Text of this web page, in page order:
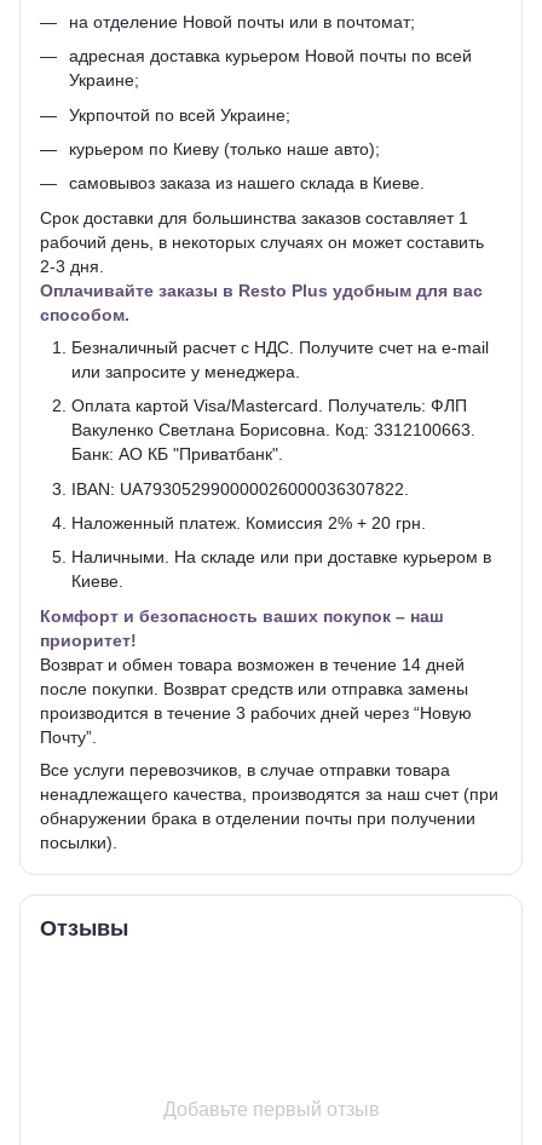
на отделение Новой почты или в почтомат;
адресная доставка курьером Новой почты по всей
Украине;
Укрпочтой по всей Украине;
курьером по Киеву (только наше авто);
самовывоз заказа из нашего склада в Киеве.
Срок доставки для большинства заказов составляет 1
рабочий день, в некоторых случаях он может составить
2-3 дня.
Оплачивайте заказы в Resto Plus удобным для вас
способом.
Безналичный расчет с НДС. Получите счет на e-mail
или запросите у менеджера.
Оплата картой Visa/Mastercard. Получатель: ФЛП
Вакуленко Светлана Борисовна. Код: 3312100663.
Банк: АО КБ "Приватбанк".
IBAN: UA793052990000026000036307822.
Наложенный платеж. Комиссия 2% + 20 грн.
Наличными. На складе или при доставке курьером в
Киеве.
Комфорт и безопасность ваших покупок – наш
приоритет!
Возврат и обмен товара возможен в течение 14 дней
после покупки. Возврат средств или отправка замены
производится в течение 3 рабочих дней через “Новую
Почту”.
Все услуги перевозчиков, в случае отправки товара
ненадлежащего качества, производятся за наш счет (при
обнаружении брака в отделении почты при получении
посылки).
Отзывы
Добавьте первый отзыв